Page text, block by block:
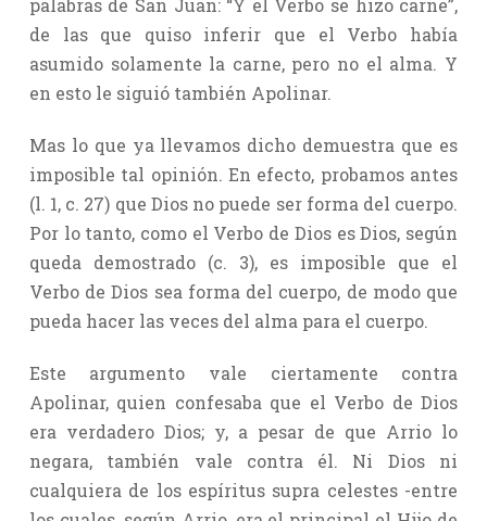
palabras de San Juan: “Y el Verbo se hizo carne”,
de las que quiso inferir que el Verbo había
asumido solamente la carne, pero no el alma. Y
en esto le siguió también Apolinar.
Mas lo que ya llevamos dicho demuestra que es
imposible tal opinión. En efecto, probamos antes
(l. 1, c. 27) que Dios no puede ser forma del cuerpo.
Por lo tanto, como el Verbo de Dios es Dios, según
queda demostrado (c. 3), es imposible que el
Verbo de Dios sea forma del cuerpo, de modo que
pueda hacer las veces del alma para el cuerpo.
Este argumento vale ciertamente contra
Apolinar, quien confesaba que el Verbo de Dios
era verdadero Dios; y, a pesar de que Arrio lo
negara, también vale contra él. Ni Dios ni
cualquiera de los espíritus supra celestes -entre